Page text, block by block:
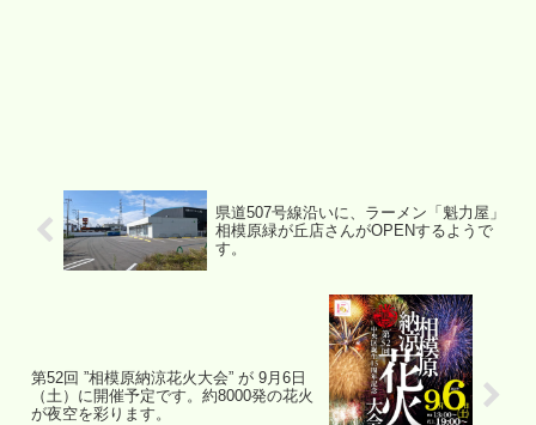
県道507号線沿いに、ラーメン「魁力屋」
相模原緑が丘店さんがOPENするようで
す。
第52回 ”相模原納涼花火大会” が 9月6日
（土）に開催予定です。約8000発の花火
が夜空を彩ります。